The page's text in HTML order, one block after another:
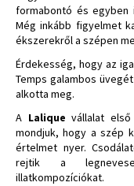
formabontó és
Még inkább figyelmet
ékszerekről a szépen
Érdekesség, hogy az
Temps galambos
alkotta meg.
A Lalique vállalat
mondjuk, hogy a szép
értelmet nyer.
rejtik a
illatkompozíciókat.